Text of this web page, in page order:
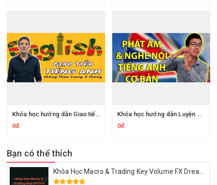
Khóa học hướng dẫn Giao tiếp Tiếng Anh thông thạo trong 3 tháng
0đ
Khóa học hướng dẫn Luyện phát âm và nghe nói tiếng Anh cơ bản từ A đến Z
0đ
Bạn có thể thích